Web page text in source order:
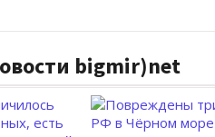
bigmir)net